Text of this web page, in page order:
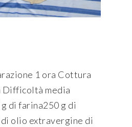
1 ora Cottura
Difficoltà media
di farina250 g di
di olio extravergine di